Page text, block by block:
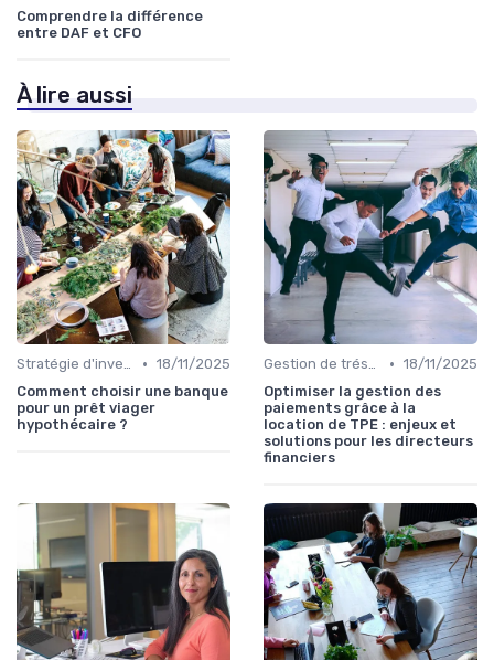
Comprendre la différence
entre DAF et CFO
À lire aussi
Stratégie d'investissement • 18/11/2025
Comment choisir une banque
pour un prêt viager
hypothécaire ?
Gestion de trésorerie • 18/11/2025
Optimiser la gestion des
paiements grâce à la
location de TPE : enjeux et
solutions pour les directeurs
financiers